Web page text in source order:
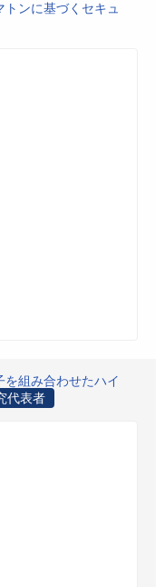
ンに基づくセキュ
組み合わせたハイ
代表者